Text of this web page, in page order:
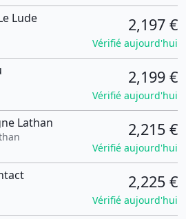
Lude 2,197 €
Vérifié aujourd'hui
2,199 €
Vérifié aujourd'hui
Lathan 2,215 €
Vérifié aujourd'hui
2,225 €
Vérifié aujourd'hui